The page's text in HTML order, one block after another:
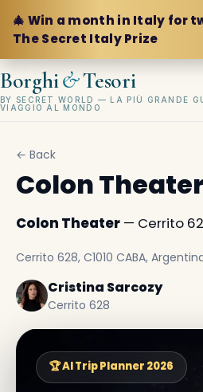
🎄 Win a month in Italy for
The Secret Italy Prize
Borghi&Tesori
BY SECRET WORLD — LA PIÙ GRANDE
VIAGGIO AL MONDO
← Back
Colon Theater
Colon Theater — Cerrito
Cerrito 628, C1010 CABA,
Cristina Sarcozy
Cerrito 628
🏆 AI Trip Planner 2026